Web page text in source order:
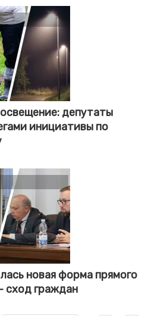
депутаты
инициативы по
новая форма прямого
сход граждан